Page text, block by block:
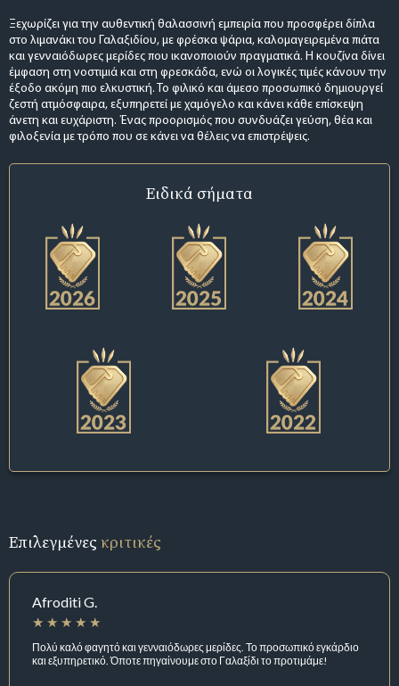
Ξεχωρίζει για την αυθεντική θαλασσινή εμπειρία που προσφέρει δίπλα
στο λιμανάκι του Γαλαξιδίου, με φρέσκα ψάρια, καλομαγειρεμένα πιάτα
και γενναιόδωρες μερίδες που ικανοποιούν πραγματικά. Η κουζίνα δίνει
έμφαση στη νοστιμιά και στη φρεσκάδα, ενώ οι λογικές τιμές κάνουν την
έξοδο ακόμη πιο ελκυστική. Το φιλικό και άμεσο προσωπικό δημιουργεί
ζεστή ατμόσφαιρα, εξυπηρετεί με χαμόγελο και κάνει κάθε επίσκεψη
άνετη και ευχάριστη. Ένας προορισμός που συνδυάζει γεύση, θέα και
φιλοξενία με τρόπο που σε κάνει να θέλεις να επιστρέψεις.
Ειδικά σήματα
Επιλεγμένεςκριτικές
Afroditi G.
Πολύ καλό φαγητό και γενναιόδωρες μερίδες. Το προσωπικό εγκάρδιο
και εξυπηρετικό. Όποτε πηγαίνουμε στο Γαλαξίδι το προτιμάμε!